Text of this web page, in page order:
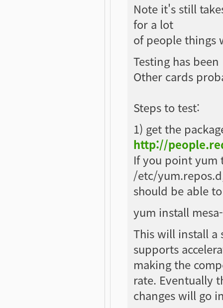
Note it's still
for a lot
of people things
Testing has
Other cards
Steps to test:
1) get the
http://
If you point yum
/etc/
should be able
yum install
This will install a
supports
making the
rate. Eventually
changes will go